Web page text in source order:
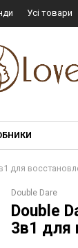
Усі товари
для
Double Dare
Double
3в1 для